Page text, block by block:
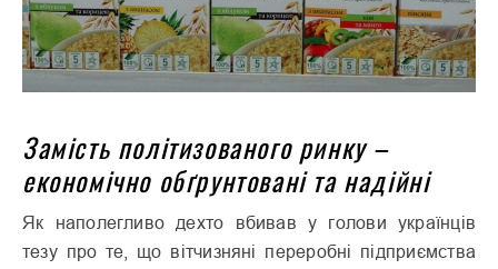
Замість політизованого ринку –
економічно обґрунтовані та надійні
Як наполегливо дехто вбивав у голови українців
тезу про те, що вітчизняні переробні підприємства